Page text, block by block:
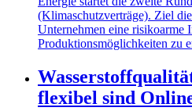
(Klimaschutzverträge). Ziel
Unternehmen eine risikoarme
Produktionsmöglichkeiten zu
flexibel sind